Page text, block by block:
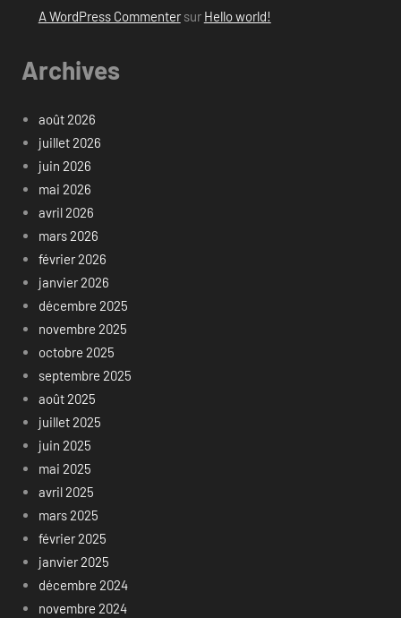
A WordPress Commentersur Hello world!
Archives
août 2026
juillet 2026
juin 2026
mai 2026
avril 2026
mars 2026
février 2026
janvier 2026
décembre 2025
novembre 2025
octobre 2025
septembre 2025
août 2025
juillet 2025
juin 2025
mai 2025
avril 2025
mars 2025
février 2025
janvier 2025
décembre 2024
novembre 2024